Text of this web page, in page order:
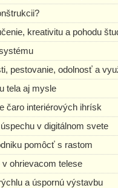
kreativitu a pohodu
pestovanie, odolnosť a
tela aj mysle
čaro interiérových ihrísk
v digitálnom svete
pomôcť s rastom
ohrievacom telese
a úspornú výstavbu